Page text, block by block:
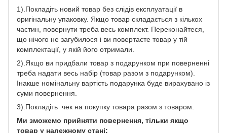
1).Покладіть новий товар без слідів експлуатації в
оригінальну упаковку. Якщо товар складається з кількох
частин, повернути треба весь комплект. Переконайтеся,
що нічого не загубилося і ви повертаєте товар у тій
комплектації, у якій його отримали.
2).Якщо ви придбали товар з подарунком при поверненні
треба надати весь набір (товар разом з подарунком).
Інакше номінальну вартість подарунка буде вирахувано із
суми повернення.
3).Покладіть чек на покупку товара разом з товаром.
Ми зможемо прийняти повернення, тільки якщо
товар у належному стані: